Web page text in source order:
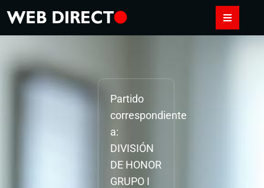
Partido
correspondiente
a:
DIVISIÓN
DE HONOR
GRUPO I